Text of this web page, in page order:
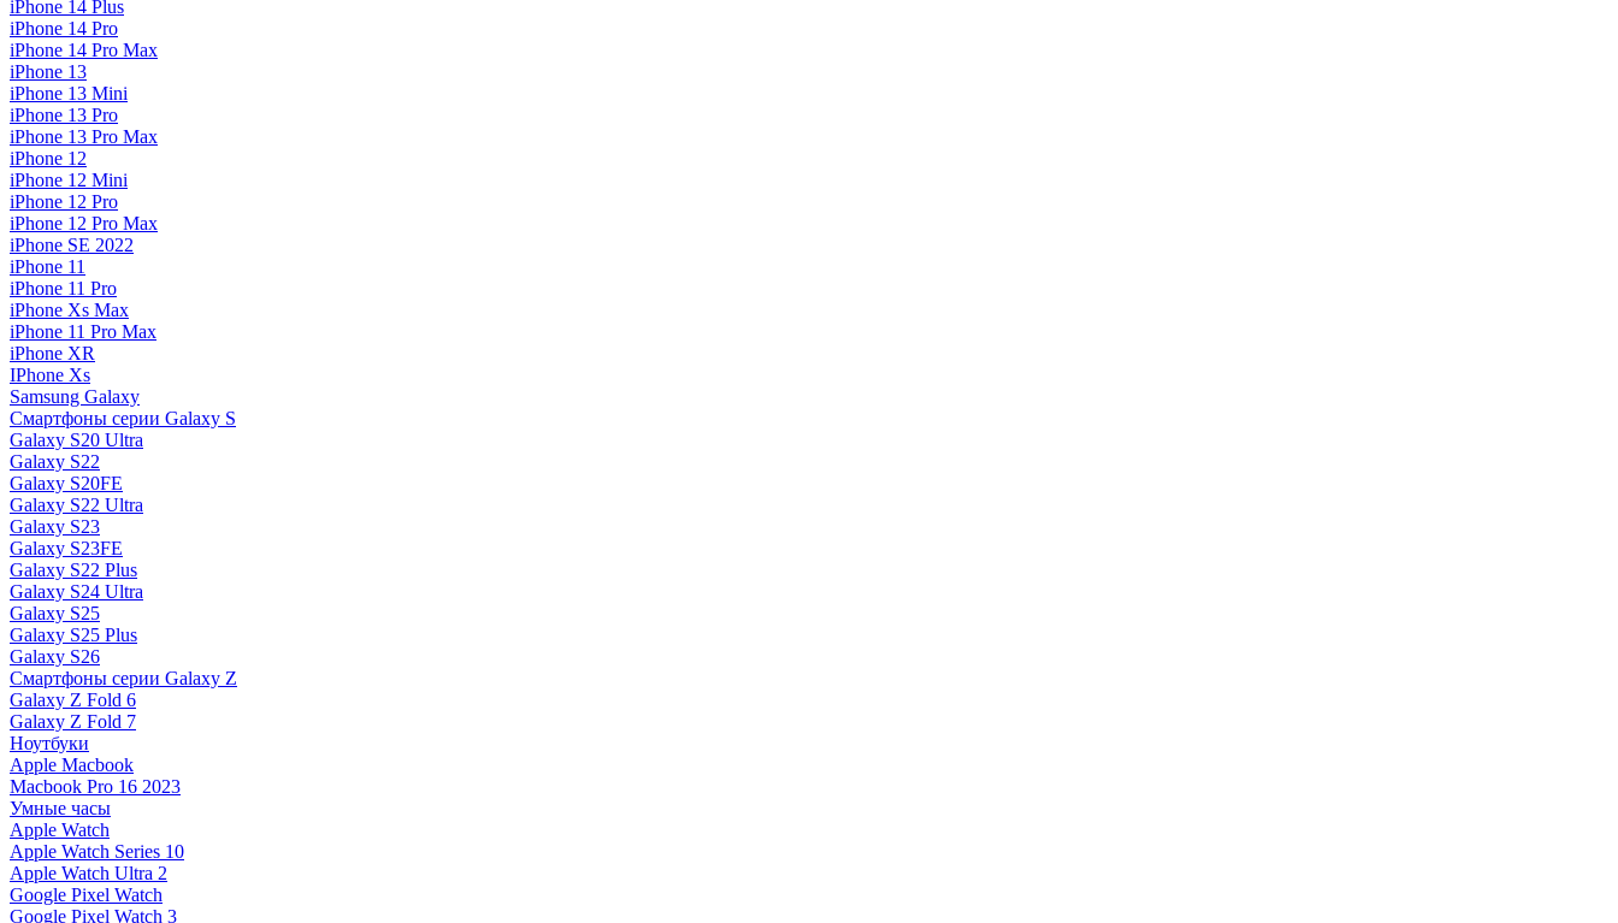
iPhone 14 Plus
iPhone 14 Pro
iPhone 14 Pro Max
iPhone 13
iPhone 13 Mini
iPhone 13 Pro
iPhone 13 Pro Max
iPhone 12
iPhone 12 Mini
iPhone 12 Pro
iPhone 12 Pro Max
iPhone SE 2022
iPhone 11
iPhone 11 Pro
iPhone Xs Max
iPhone 11 Pro Max
iPhone XR
IPhone Xs
Samsung Galaxy
Смартфоны серии Galaxy S
Galaxy S20 Ultra
Galaxy S22
Galaxy S20FE
Galaxy S22 Ultra
Galaxy S23
Galaxy S23FE
Galaxy S22 Plus
Galaxy S24 Ultra
Galaxy S25
Galaxy S25 Plus
Galaxy S26
Смартфоны серии Galaxy Z
Galaxy Z Fold 6
Galaxy Z Fold 7
Ноутбуки
Apple Macbook
Macbook Pro 16 2023
Умные часы
Apple Watch
Apple Watch Series 10
Apple Watch Ultra 2
Google Pixel Watch
Google Pixel Watch 3